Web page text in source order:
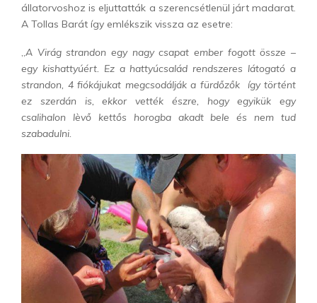
állatorvoshoz is eljuttatták a szerencsétlenül járt madarat.
A Tollas Barát így emlékszik vissza az esetre:
„A Virág strandon egy nagy csapat ember fogott össze –
egy kishattyúért. Ez a hattyúcsalád rendszeres látogató a
strandon, 4 fiókájukat megcsodálják a fürdőzők így történt
ez szerdán is, ekkor vették észre, hogy egyikük egy
csalihalon lèvő kettős horogba akadt bele és nem tud
szabadulni.